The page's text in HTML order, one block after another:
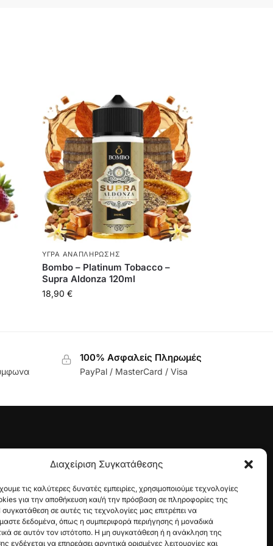
Διαχείριση Συγκατάθεσης
τις καλύτερες δυνατές εμπειρίες, χρησιμοποιούμε τεχνολογίες
για την αποθήκευση και/ή την πρόσβαση σε πληροφορίες της
σε αυτές τις τεχνολογίες μας επιτρέπει να
δεδομένα, όπως η συμπεριφορά περιήγησης ή μοναδικά
σε αυτόν τον ιστότοπο. Η μη συγκατάθεση ή η ανάκληση της
ενδέχεται να επηρεάσει αρνητικά ορισμένες λειτουργίες και
ΥΓΡΆ ΑΝΑΠΛΉΡΩΣΗΣ
Bombo – Platinum Tobacco –
Supra Aldonza 120ml
18,90€
100% Ασφαλείς Πληρωμές
PayPal / MasterCard / Visa